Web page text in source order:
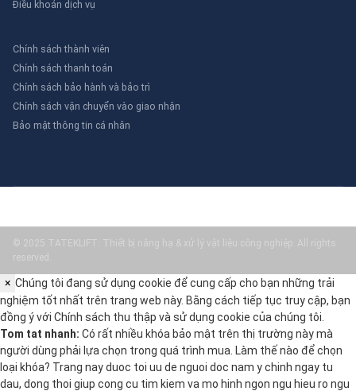
Điều khoản dịch vụ
Chính sách thành viên
Chính sách thanh toán
Chính sách bảo hành và bảo trì
Chính sách vận chuyển vào giao nhận
Bảo mật thông tin cá nhân
© 2025 TATEKLIFT: Thiết bị nâng hạ & xử lý vật liệu công nghiệp. All rights
reserved.
× Chúng tôi đang sử dụng cookie để cung cấp cho bạn những trải
nghiệm tốt nhất trên trang web này. Bằng cách tiếp tục truy cập, bạn
đồng ý với Chính sách thu thập và sử dụng cookie của chúng tôi.
Tom tat nhanh: Có rất nhiều khóa bảo mật trên thị trường này mà
người dùng phải lựa chọn trong quá trình mua. Làm thế nào để chọn
loại khóa? Trang nay duoc toi uu de nguoi doc nam y chinh ngay tu
dau, dong thoi giup cong cu tim kiem va mo hinh ngon ngu hieu ro ngu